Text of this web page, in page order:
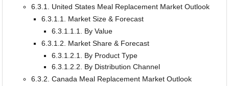
6.3.1. United States Meal Replacement Market Outlook
6.3.1.1. Market Size & Forecast
6.3.1.1.1. By Value
6.3.1.2. Market Share & Forecast
6.3.1.2.1. By Product Type
6.3.1.2.2. By Distribution Channel
6.3.2. Canada Meal Replacement Market Outlook